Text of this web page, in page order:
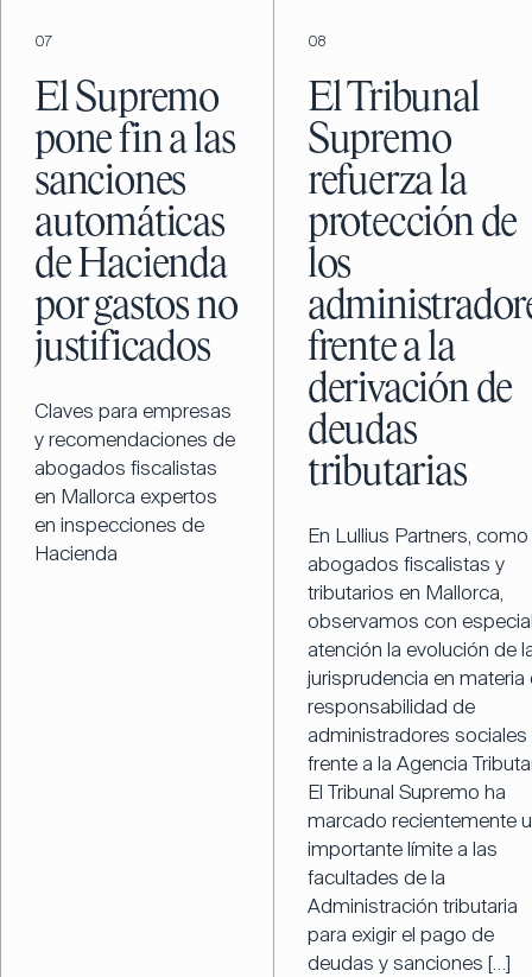
07
El Supremo
pone fin a las
sanciones
automáticas
de Hacienda
por gastos no
justificados
Claves para empresas
y recomendaciones de
abogados fiscalistas
en Mallorca expertos
en inspecciones de
Hacienda
08
El Tribunal
Supremo
refuerza la
protección de
los
frente a la
derivación de
deudas
tributarias
En Lullius Partners, como
abogados fiscalistas y
tributarios en Mallorca,
observamos con
atención la evolución de
jurisprudencia en materia
responsabilidad de
administradores sociales
frente a la Agencia
El Tribunal Supremo ha
marcado recientemente
importante límite a las
facultades de la
Administración tributaria
para exigir el pago de
deudas y sanciones […]